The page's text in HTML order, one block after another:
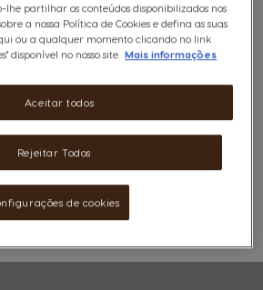
lhe partilhar os conteúdos disponibilizados nos
a nossa Política de Cookies e defina as suas
ou a qualquer momento clicando no link
disponível no nosso site. Mais informações
Rejeitar Todos
Aceitar todos
de cookies